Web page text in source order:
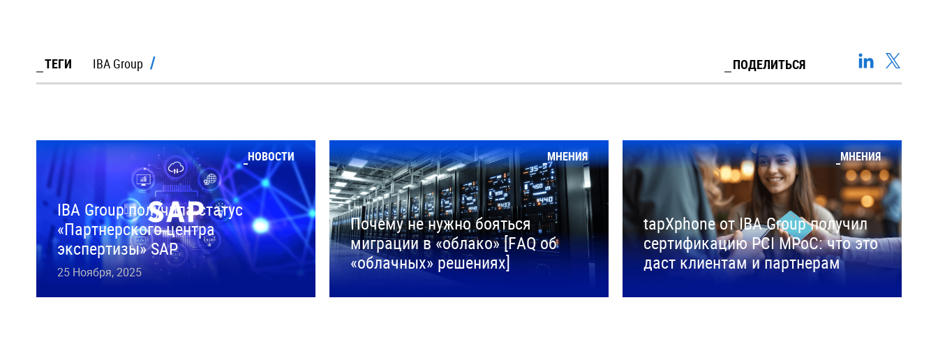
ТЕГИ IBA Group ПОДЕЛИТЬСЯ
НОВОСТИ
IBA Group получила статус
«Партнерского центра
экспертизы» SAP
25 Ноября, 2025
МНЕНИЯ
Почему не нужно бояться
миграции в «облако» [FAQ об
«облачных» решениях]
МНЕНИЯ
tapXphone от IBA Group получил
сертификацию PCI MPoC: что это
даст клиентам и партнерам